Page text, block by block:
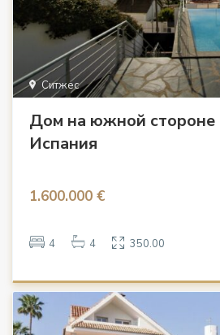
Ситжес
Дом на южной стороне
Испания
1.600.000 €
4 4 350.00